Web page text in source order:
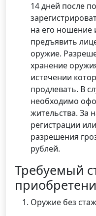
14 дней после
на его ношение
предъявить
оружие.
хранение
истечении
продлевать. В
необходимо
жительства. За
регистрации
разрешения
рублей.
Требуемый
Оружие без